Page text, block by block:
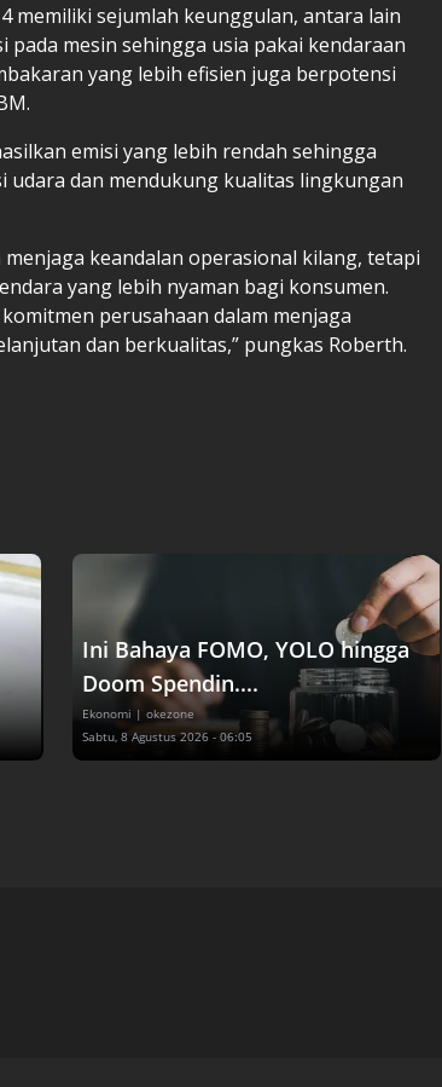
memiliki sejumlah keunggulan, antara lain
mesin sehingga usia pakai kendaraan
yang lebih efisien juga berpotensi
emisi yang lebih rendah sehingga
dan mendukung kualitas lingkungan
keandalan operasional kilang, tetapi
yang lebih nyaman bagi konsumen.
perusahaan dalam menjaga
dan berkualitas,” pungkas Roberth.
Ini Bahaya FOMO, YOLO hingga
Doom Spendin....
Ekonomi | okezone
Sabtu, 8 Agustus 2026 - 06:05